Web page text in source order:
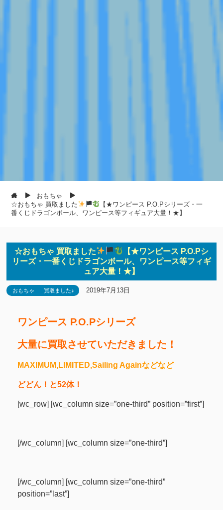
おもちゃ
☆おもちゃ 買取ました
【★ワンピース P.O.Pシリーズ・一
番くじドラゴンボール、ワンピース等フィギュア大量！★】
☆おもちゃ 買取ました
【★ワンピース P.O.Pシ
リーズ・一番くじドラゴンボール、ワンピース等フィギ
ュア大量！★】
おもちゃ 買取ました♪ 2019年7月13日
ワンピース P.O.Pシリーズ
大量に買取させていただきました！
MAXIMUM,LIMITED,Sailing Againなどなど
どどん！と52体！
[wc_row] [wc_column size=”one-third” position=”first”]
[/wc_column] [wc_column size=”one-third”]
[/wc_column] [wc_column size=”one-third”
position=”last”]